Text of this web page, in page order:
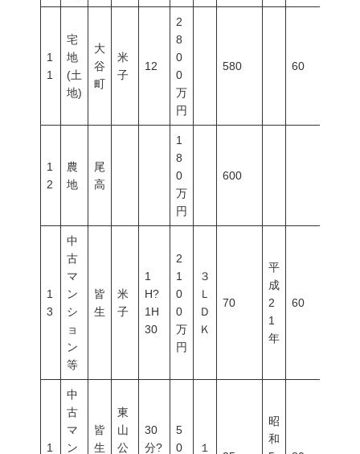
1
1
宅
地
(土
地)
大
谷
町
米
子
12
2
8
0
0
万
円
580 60
1
2
農
地
尾
高
1
8
0
万
円
600
1
3
中
古
マ
ン
シ
ョ
ン
等
皆
生
米
子
1
H?
1H
30
2
1
0
0
万
円
３
Ｌ
Ｄ
Ｋ
70
平
成
2
1
年
60
1
中
古
マ
ン
皆
生
東
山
公
30
分?
5
0
１
昭
和